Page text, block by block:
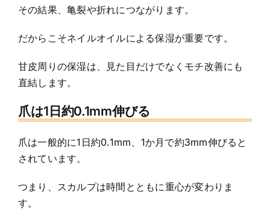
その結果、亀裂や折れにつながります。
だからこそネイルオイルによる保湿が重要です。
甘皮周りの保湿は、見た目だけでなくモチ改善にも
直結します。
爪は1日約0.1mm伸びる
爪は一般的に1日約0.1mm、1か月で約3mm伸びると
されています。
つまり、スカルプは時間とともに重心が変わりま
す。